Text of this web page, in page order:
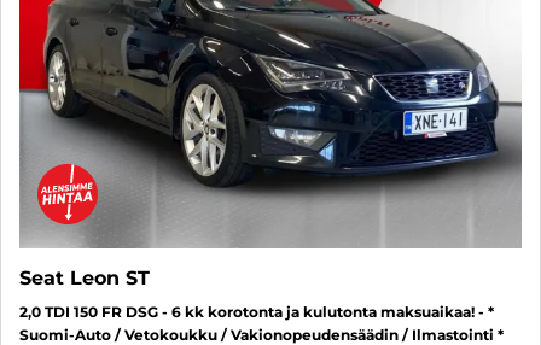
Seat Leon ST
2,0 TDI 150 FR DSG - 6 kk korotonta ja kulutonta maksuaikaa! - *
Suomi-Auto / Vetokoukku / Vakionopeudensäädin / Ilmastointi *